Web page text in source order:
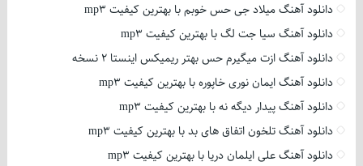
دانلود آهنگ میلاد جی حس خوبم با بهترین کیفیت mp3
دانلود آهنگ سیا جت لگ با بهترین کیفیت mp3
دانلود آهنگ ازت میگیرم حس بهتر ریمیکس اینستا 2 نسخه
دانلود آهنگ ایمان نوری خاپوره با بهترین کیفیت mp3
دانلود آهنگ پیدار دیگه نه با بهترین کیفیت mp3
دانلود آهنگ تلخون اتفاق های بد با بهترین کیفیت mp3
دانلود آهنگ علی ایلمان دریا با بهترین کیفیت mp3